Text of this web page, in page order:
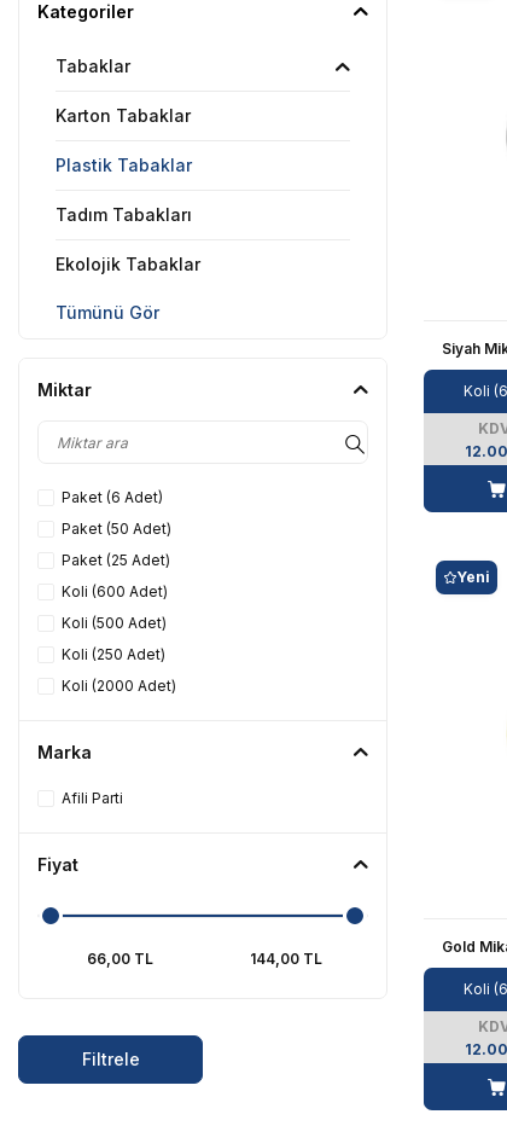
Kategoriler
Tabaklar
Karton Tabaklar
Plastik Tabaklar
Tadım Tabakları
Ekolojik Tabaklar
Tümünü Gör
Miktar
Paket (6 Adet)
Paket (50 Adet)
Paket (25 Adet)
Koli (600 Adet)
Koli (500 Adet)
Koli (250 Adet)
Koli (2000 Adet)
Marka
Afili Parti
Fiyat
Filtrele
Siyah
Koli
Yeni
Gold
Koli